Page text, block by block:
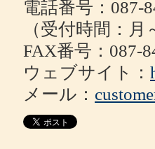
電話番号：087-
（受付時間：
FAX番号：087-
ウェブサイト：
メール：